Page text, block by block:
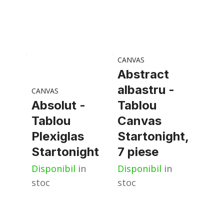
CANVAS
Absolut -
Tablou
Plexiglas
Startonight
Disponibil in
stoc
CANVAS
Abstract
albastru -
Tablou
Canvas
Startonight,
7 piese
Disponibil in
stoc